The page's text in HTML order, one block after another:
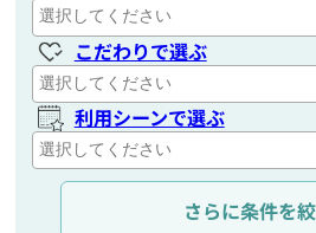
こだわりで選ぶ
利用シーンで選ぶ
通信距離を選ぶ
さらに条件を